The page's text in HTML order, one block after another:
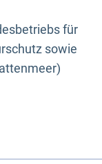
für
sowie